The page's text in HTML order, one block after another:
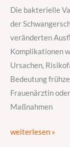
Die bakterielle
der
veränderten
Komplikationen
Ursachen,
Bedeutung
Frauenärztin
Maßnahmen
und
Prävention
weiterlesen »